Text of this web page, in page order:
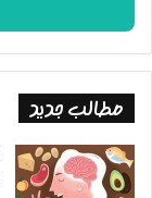
وارد
کنید
مطالب جدید